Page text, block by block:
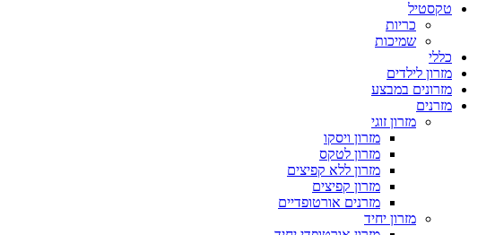
טקסטיל
כריות
שמיכות
כללי
מזרון לילדים
מזרונים במבצע
מזרנים
מזרון זוגי
מזרון ויסקו
מזרון לטקס
מזרון ללא קפיצים
מזרון קפיצים
מזרנים אורטופדיים
מזרון יחיד